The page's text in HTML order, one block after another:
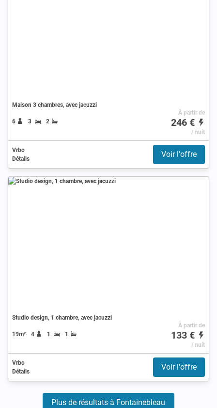
Maison 3 chambres, avec jacuzzi
6 3 2
À partir de
246 €
/ nuit
Vrbo
Détails
Voir l'offre
Studio design, 1 chambre, avec jacuzzi
19m² 4 1 1
À partir de
133 €
/ nuit
Vrbo
Détails
Voir l'offre
Plus de résultats à Fontainebleau